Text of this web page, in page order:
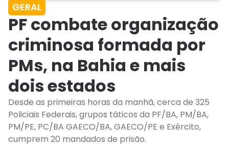
GERAL
PF combate organização
criminosa formada por
PMs, na Bahia e mais
dois estados
Desde as primeiras horas da manhã, cerca de 325
Policiais Federais, grupos táticos da PF/BA, PM/BA,
PM/PE, PC/BA GAECO/BA, GAECO/PE e Exército,
cumprem 20 mandados de prisão.